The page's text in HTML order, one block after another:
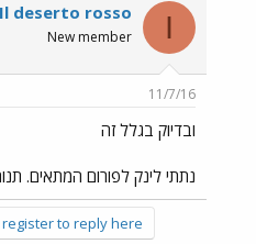
I
Il deserto rosso
New member
11/7/16
ובדיוק בגלל זה
נתתי לינק לפורום המתאים.
to reply here.